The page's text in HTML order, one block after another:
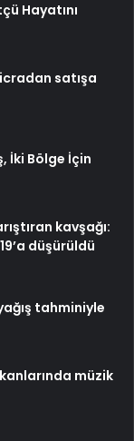
Hayatını
satışa
İki Bölge İçin
kavşağı:
düşürüldü
tahminiyle
müzik